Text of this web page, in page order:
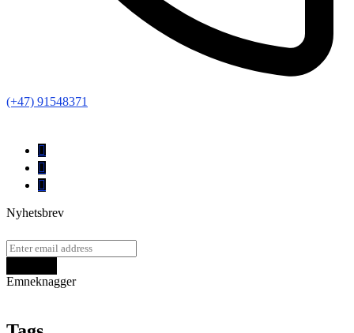
(+47) 91548371
Nyhetsbrev
Emneknagger